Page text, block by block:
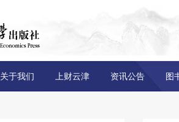
关于我们 上财云津 资讯公告 图